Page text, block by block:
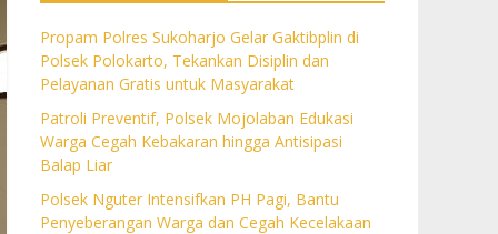
Propam Polres Sukoharjo Gelar Gaktibplin di
Polsek Polokarto, Tekankan Disiplin dan
Pelayanan Gratis untuk Masyarakat
Patroli Preventif, Polsek Mojolaban Edukasi
Warga Cegah Kebakaran hingga Antisipasi
Balap Liar
Polsek Nguter Intensifkan PH Pagi, Bantu
Penyeberangan Warga dan Cegah Kecelakaan